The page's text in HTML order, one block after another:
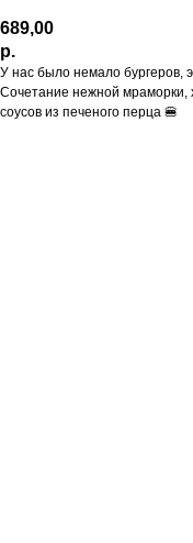
689,00
р.
У нас было немало бургеров,
Сочетание нежной мраморки,
соусов из печеного перца 🍔